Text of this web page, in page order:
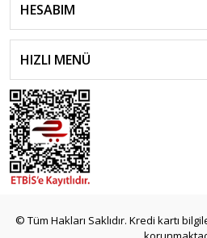
HESABIM
HIZLI MENÜ
© Tüm Hakları Saklıdır. Kredi kartı